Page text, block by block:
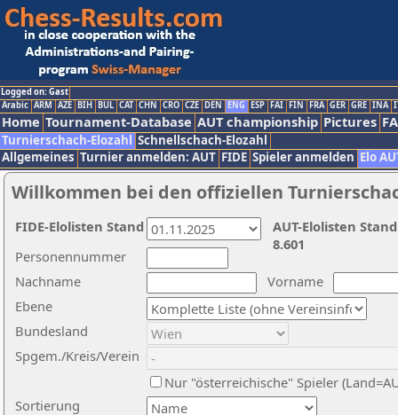
Logged on: Gast
Arabic ARM AZE BIH BUL CAT CHN CRO CZE DEN ENG ESP FAI FIN FRA GER GRE INA
Home Tournament-Database AUT championship Pictures
Turnierschach-Elozahl Schnellschach-Elozahl
Allgemeines Turnier anmelden: AUT FIDE Spieler anmelden Elo
Willkommen bei den offiziellen
Nachname
Vorname
Ebene
Sortierung
Personennummer
Bundesland
Spgem./Kreis/Verein
Nur "österreichische" Spieler
AUT-Elolisten
8.601
FIDE-Elolisten Stand